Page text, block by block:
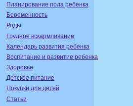
Планирование пола ребенка
Беременность
Роды
Грудное вскармливание
Календарь развития ребенка
Воспитание и развитие ребенка
Здоровье
Детское питание
Покупки для детей
Статьи